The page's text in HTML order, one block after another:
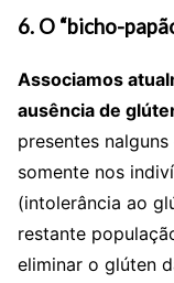
6. O “bicho-
Associamos
ausência de
presentes
somente nos
(intolerância ao
restante
eliminar o glúten